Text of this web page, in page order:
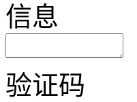
信息
验证码